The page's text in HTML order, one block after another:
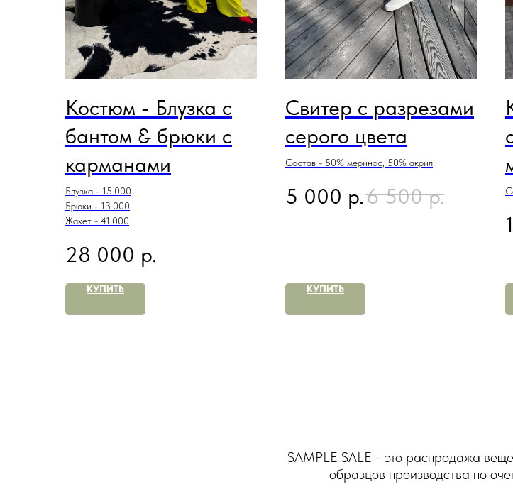
Костюм - Блузка с
бантом & брюки с
карманами
Блузка - 15.000
Брюки - 13.000
Жакет - 41.000
28 000 р.
КУПИТЬ
Свитер с разрезами
серого цвета
Состав - 50% меринос, 50% акрил
5 000 р.6 500 р.
КУПИТЬ
SAMPLE SALE - это распродажа
образцов производства по